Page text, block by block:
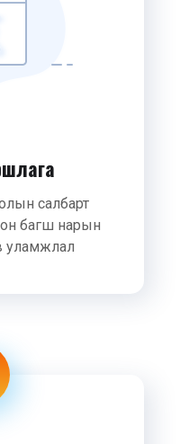
салбарт
багш нарын
уламжлал